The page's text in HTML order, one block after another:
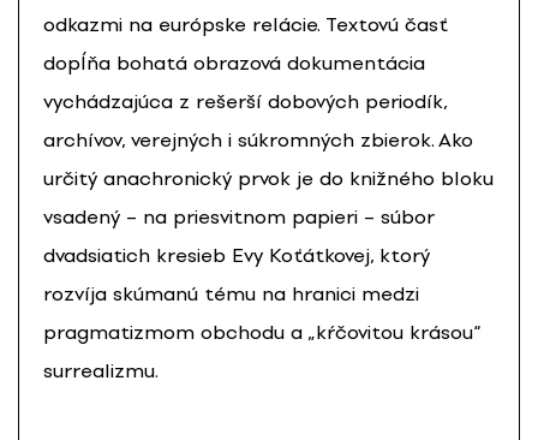
odkazmi na európske relácie. Textovú časť
dopĺňa bohatá obrazová dokumentácia
vychádzajúca z rešerší dobových periodík,
archívov, verejných i súkromných zbierok. Ako
určitý anachronický prvok je do knižného bloku
vsadený – na priesvitnom papieri – súbor
dvadsiatich kresieb Evy Koťátkovej, ktorý
rozvíja skúmanú tému na hranici medzi
pragmatizmom obchodu a „kŕčovitou krásou“
surrealizmu.